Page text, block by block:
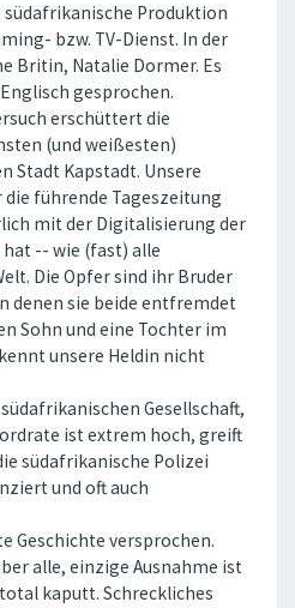
Produktion
bzw. TV-Dienst. In der
Britin, Natalie Dormer. Es
gesprochen.
erschüttert die
(und weißesten)
Stadt Kapstadt. Unsere
führende Tageszeitung
mit der Digitalisierung der
-- wie (fast) alle
Die Opfer sind ihr Bruder
denen sie beide entfremdet
Sohn und eine Tochter im
unsere Heldin nicht
Gesellschaft,
ist extrem hoch, greift
südafrikanische Polizei
und oft auch
Geschichte versprochen.
alle, einzige Ausnahme ist
kaputt. Schreckliches